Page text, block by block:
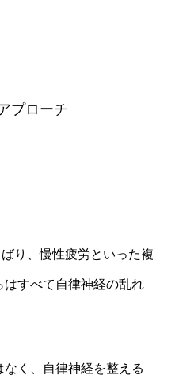
プローチ
り、慢性疲労といった複
すべて自律神経の乱れ
く、自律神経を整える